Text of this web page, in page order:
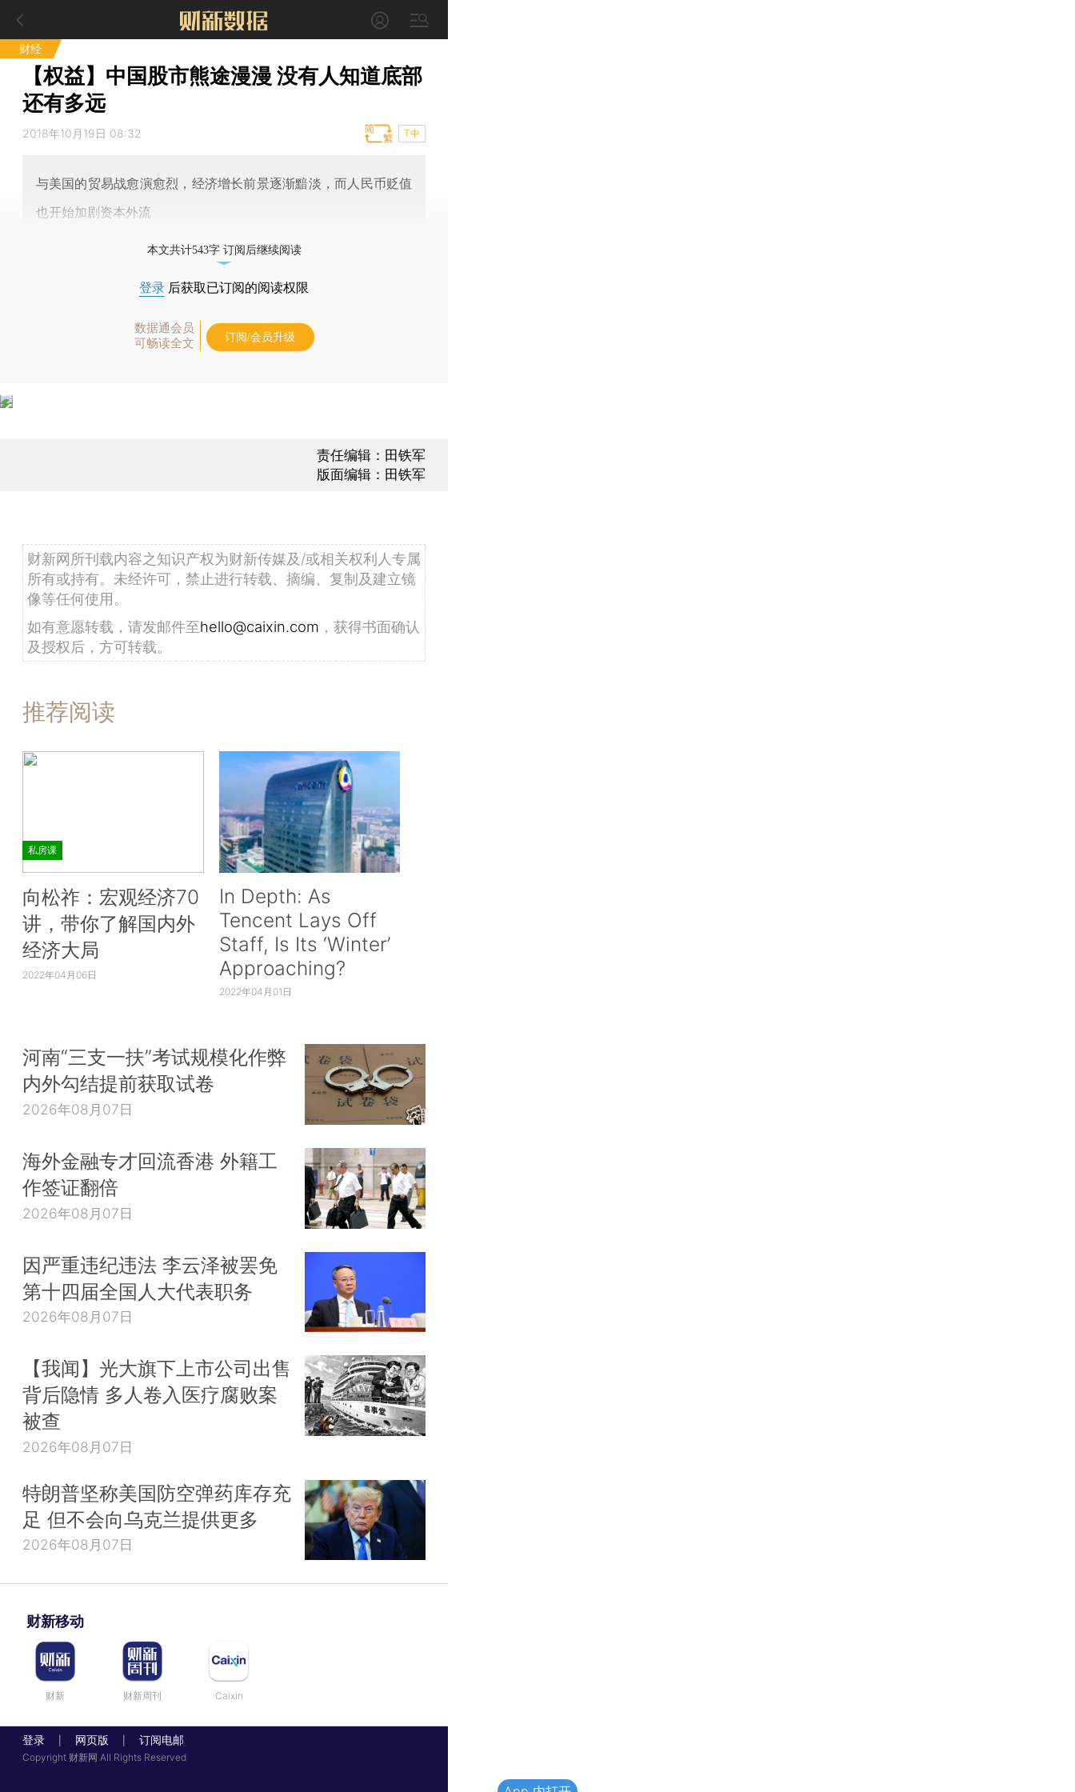
财经
【权益】中国股市熊途漫漫 没有人知道底部
还有多远
2018年10月19日 08:32 T中
与美国的贸易战愈演愈烈，经济增长前景逐渐黯淡，而人民币贬值
也开始加剧资本外流
本文共计543字 订阅后继续阅读
登录 后获取已订阅的阅读权限
数据通会员
可畅读全文
订阅/会员升级
责任编辑：田铁军
版面编辑：田铁军
财新网所刊载内容之知识产权为财新传媒及/或相关权利人专属
所有或持有。未经许可，禁止进行转载、摘编、复制及建立镜
像等任何使用。
如有意愿转载，请发邮件至hello@caixin.com ，获得书面确认
及授权后，方可转载。
推荐阅读
私房课
向松祚：宏观经济70
讲，带你了解国内外
经济大局
2022年04月06日
In Depth: As
Tencent Lays Off
Staff, Is Its ‘Winter’
Approaching?
2022年04月01日
河南“三支一扶”考试规模化作弊
内外勾结提前获取试卷
2026年08月07日
海外金融专才回流香港 外籍工
作签证翻倍
2026年08月07日
因严重违纪违法 李云泽被罢免
第十四届全国人大代表职务
2026年08月07日
【我闻】光大旗下上市公司出售
背后隐情 多人卷入医疗腐败案
被查
2026年08月07日
特朗普坚称美国防空弹药库存充
足 但不会向乌克兰提供更多
2026年08月07日
财新移动
财新 财新周刊 Caixin
登录 网页版 订阅电邮
Copyright 财新网 All Rights Reserved